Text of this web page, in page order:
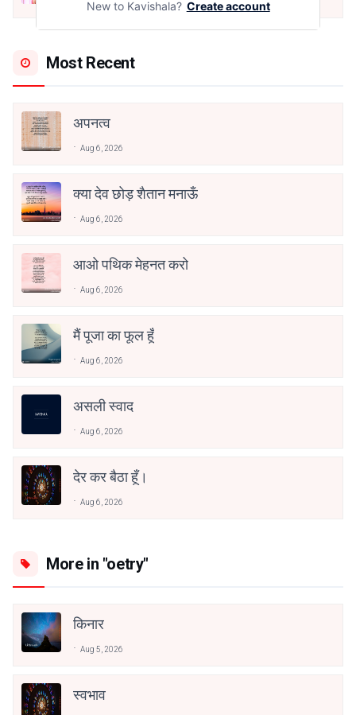
Most Recent
अपनत्व
Aug 6, 2026
क्या देव छोड़ शैतान मनाऊँ
Aug 6, 2026
आओ पथिक मेहनत करो
Aug 6, 2026
मैं पूजा का फूल हूँ
Aug 6, 2026
असली स्वाद
Aug 6, 2026
देर कर बैठा हूँ।
Aug 6, 2026
More in "oetry"
किनार
Aug 5, 2026
स्वभाव
New to Kavishala? Create account